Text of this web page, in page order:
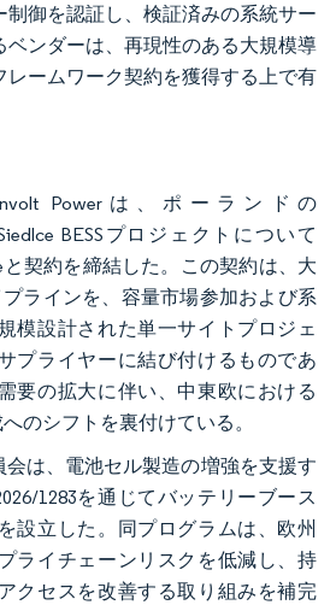
御を認証し、検証済みの系統サー
ベンダーは、再現性のある大規模導
レームワーク契約を獲得する上で有
Powerは、ポーランドの
BESSプロジェクトについて
と契約を締結した。この契約は、大
ラインを、容量市場参加および系
模設計された単一サイトプロジェ
プライヤーに結び付けるものであ
要の拡大に伴い、中東欧における
のシフトを裏付けている。
会は、電池セル製造の増強を支援す
1283を通じてバッテリーブース
設立した。同プログラムは、欧州
ライチェーンリスクを低減し、持
クセスを改善する取り組みを補完